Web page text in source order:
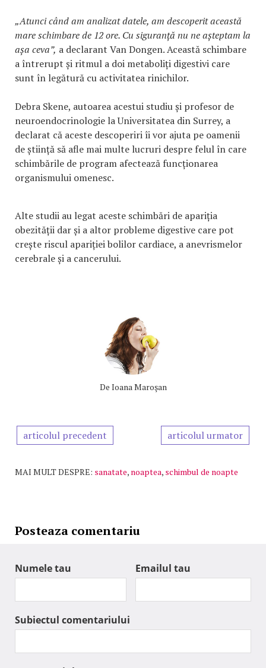
„Atunci când am analizat datele, am descoperit această
mare schimbare de 12 ore. Cu siguranță nu ne așteptam la
așa ceva”, a declarant Van Dongen. Această schimbare
a întrerupt și ritmul a doi metaboliți digestivi care
sunt în legătură cu activitatea rinichilor.
Debra Skene, autoarea acestui studiu și profesor de
neuroendocrinologie la Universitatea din Surrey, a
declarat că aceste descoperiri îi vor ajuta pe oamenii
de știință să afle mai multe lucruri despre felul în care
schimbările de program afectează funcționarea
organismului omenesc.
Alte studii au legat aceste schimbări de apariția
obezității dar și a altor probleme digestive care pot
crește riscul apariției bolilor cardiace, a anevrismelor
cerebrale și a cancerului.
De Ioana Maroşan
articolul precedent articolul urmator
MAI MULT DESPRE: sanatate, noaptea, schimbul de noapte
Posteaza comentariu
Numele tau Emailul tau
Subiectul comentariului